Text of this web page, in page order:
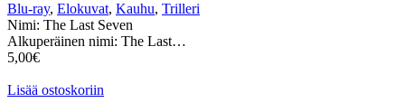
Blu-ray, Elokuvat, Kauhu, Trilleri
Nimi: The Last Seven
Alkuperäinen nimi: The Last…
5,00€
Lisää ostoskoriin